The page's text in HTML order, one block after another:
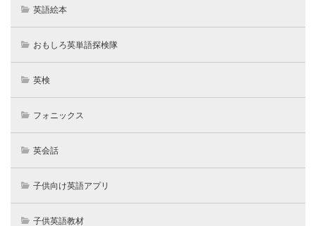
英語絵本
おもしろ英単語探検隊
英検
フォニックス
英会話
子供向け英語アプリ
子供英語教材